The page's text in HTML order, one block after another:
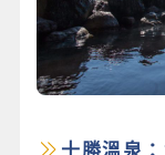
十勝溫泉